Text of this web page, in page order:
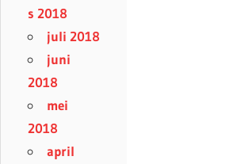
s 2018
juli 2018
juni
2018
mei
2018
april